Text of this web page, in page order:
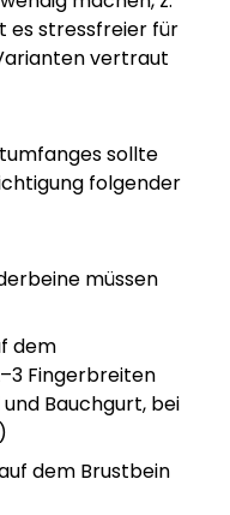
es stressfreier für
vertraut
sollte
folgender
müssen
dem
Fingerbreiten
Bauchgurt, bei
dem Brustbein